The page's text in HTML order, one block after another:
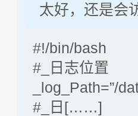
太好，还是会
#!/bin/bash
#_日志位置
_log_Path=”/
#_日[……]